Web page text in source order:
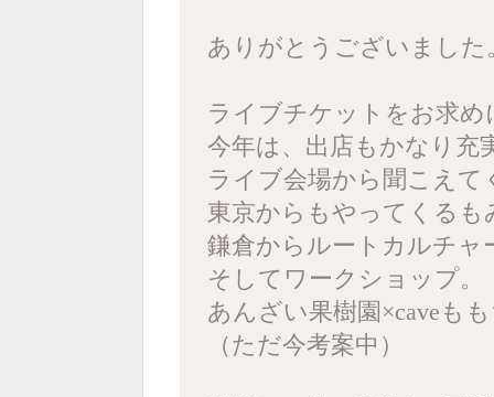
ありがとうございました
ライブチケットをお求
今年は、出店もかなり充
ライブ会場から聞こえて
東京からもやってくるも
鎌倉からルートカルチャ
そしてワークショップ。
あんざい果樹園×caveも
（ただ今考案中）